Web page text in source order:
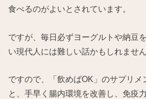
食べるのがよいとされています。
ですが、毎日必ずヨーグルトや納豆
い現代人には難しい話かもしれません
ですので、「飲めばOK」のサプリメ
と、手早く腸内環境を改善し、免疫